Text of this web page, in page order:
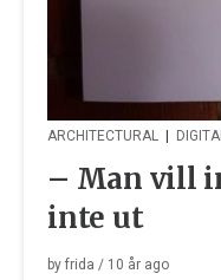
ARCHITECTURAL |
– Man vill
inte ut
by frida / 10 år ago